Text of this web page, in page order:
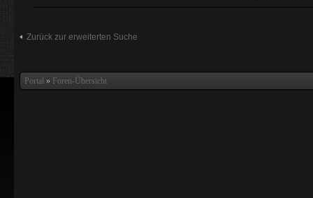
Zurück zur erweiterten Suche
Portal » Foren-Übersicht